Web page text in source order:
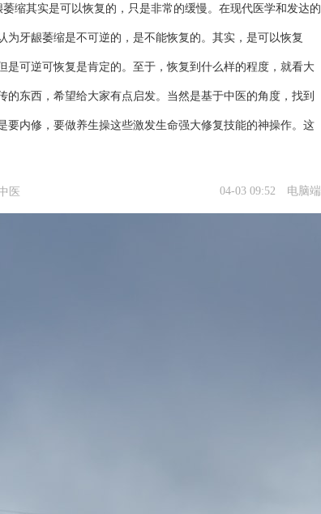
缩其实是可以恢复的，只是非常的缓慢。在现代医学和发达的
牙龈萎缩是不可逆的，是不能恢复的。其实，是可以恢复
可逆可恢复是肯定的。至于，恢复到什么样的程度，就看大
东西，希望给大家有点启发。当然是基于中医的角度，找到
内修，要做养生操这些激发生命强大修复技能的神操作。这
医 04-03 09:52 电脑端